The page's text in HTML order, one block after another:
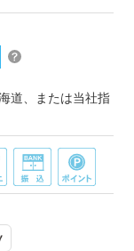
道、または当社指